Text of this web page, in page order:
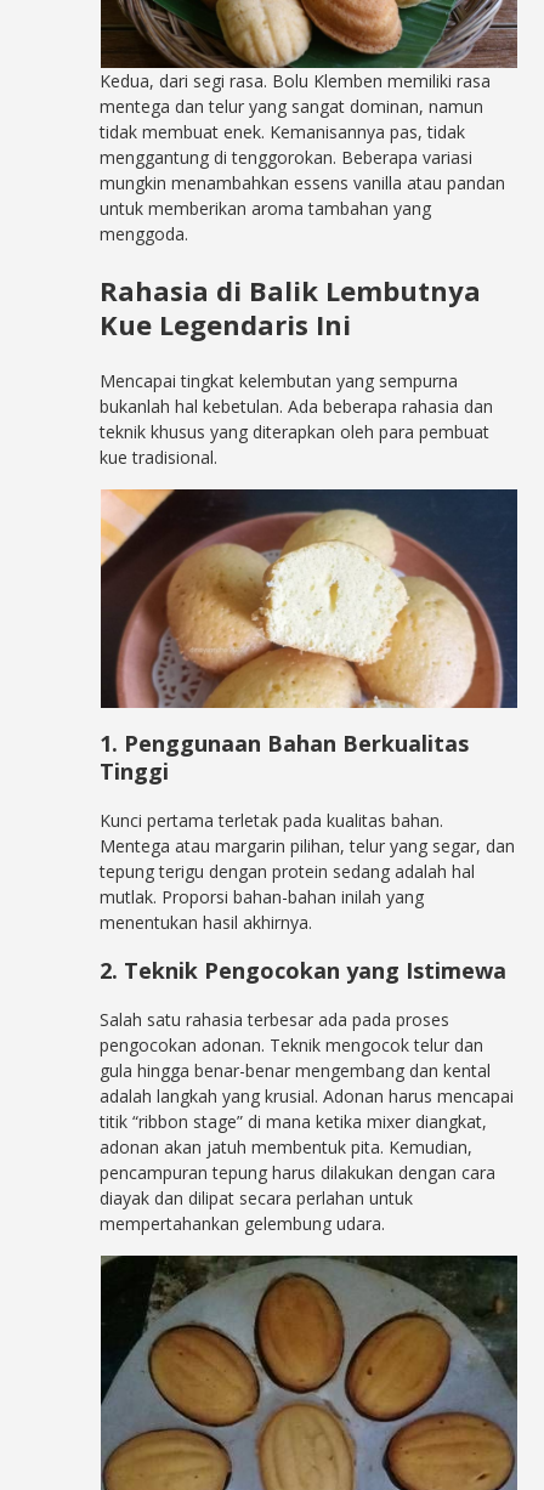
Kedua, dari segi rasa. Bolu Klemben memiliki rasa
mentega dan telur yang sangat dominan, namun
tidak membuat enek. Kemanisannya pas, tidak
menggantung di tenggorokan. Beberapa variasi
mungkin menambahkan essens vanilla atau pandan
untuk memberikan aroma tambahan yang
menggoda.
Rahasia di Balik Lembutnya
Kue Legendaris Ini
Mencapai tingkat kelembutan yang sempurna
bukanlah hal kebetulan. Ada beberapa rahasia dan
teknik khusus yang diterapkan oleh para pembuat
kue tradisional.
1. Penggunaan Bahan Berkualitas
Tinggi
Kunci pertama terletak pada kualitas bahan.
Mentega atau margarin pilihan, telur yang segar, dan
tepung terigu dengan protein sedang adalah hal
mutlak. Proporsi bahan-bahan inilah yang
menentukan hasil akhirnya.
2. Teknik Pengocokan yang Istimewa
Salah satu rahasia terbesar ada pada proses
pengocokan adonan. Teknik mengocok telur dan
gula hingga benar-benar mengembang dan kental
adalah langkah yang krusial. Adonan harus mencapai
titik “ribbon stage” di mana ketika mixer diangkat,
adonan akan jatuh membentuk pita. Kemudian,
pencampuran tepung harus dilakukan dengan cara
diayak dan dilipat secara perlahan untuk
mempertahankan gelembung udara.